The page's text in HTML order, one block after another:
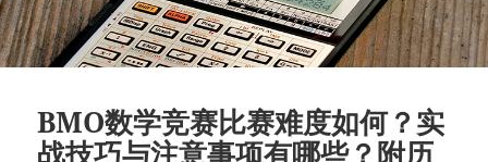
BMO数学竞赛比赛难度如何？实
战技巧与注意事项有哪些？附历